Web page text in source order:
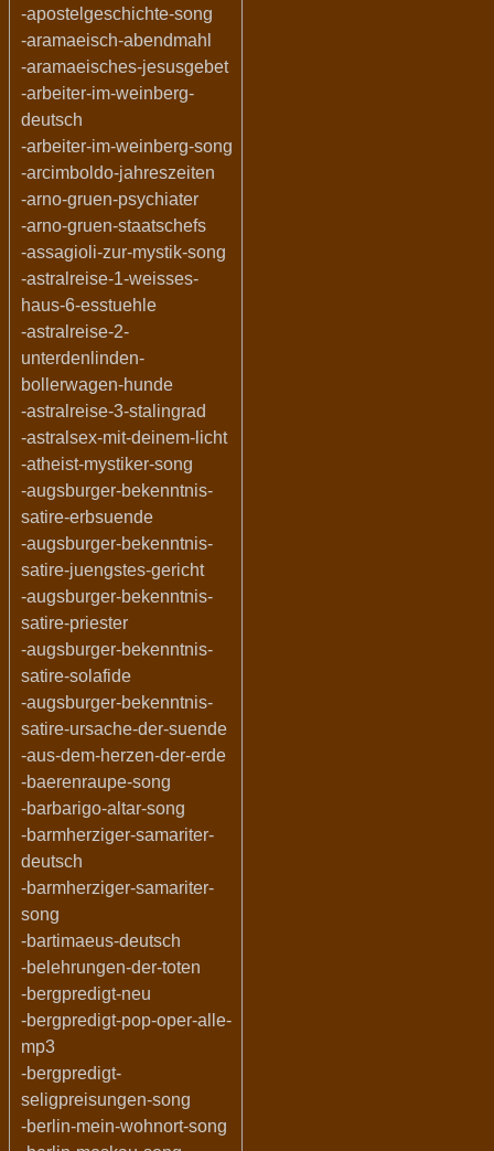
-apostelgeschichte-song
-aramaeisch-abendmahl
-aramaeisches-jesusgebet
-arbeiter-im-weinberg-
deutsch
-arbeiter-im-weinberg-song
-arcimboldo-jahreszeiten
-arno-gruen-psychiater
-arno-gruen-staatschefs
-assagioli-zur-mystik-song
-astralreise-1-weisses-
haus-6-esstuehle
-astralreise-2-
unterdenlinden-
bollerwagen-hunde
-astralreise-3-stalingrad
-astralsex-mit-deinem-licht
-atheist-mystiker-song
-augsburger-bekenntnis-
satire-erbsuende
-augsburger-bekenntnis-
satire-juengstes-gericht
-augsburger-bekenntnis-
satire-priester
-augsburger-bekenntnis-
satire-solafide
-augsburger-bekenntnis-
satire-ursache-der-suende
-aus-dem-herzen-der-erde
-baerenraupe-song
-barbarigo-altar-song
-barmherziger-samariter-
deutsch
-barmherziger-samariter-
song
-bartimaeus-deutsch
-belehrungen-der-toten
-bergpredigt-neu
-bergpredigt-pop-oper-alle-
mp3
-bergpredigt-
seligpreisungen-song
-berlin-mein-wohnort-song